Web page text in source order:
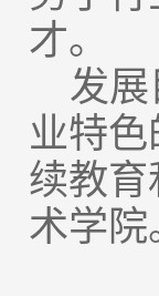
才。
发
业特
续教
术学院